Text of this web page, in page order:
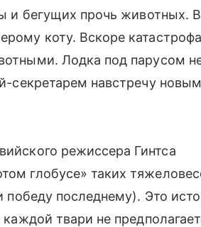
и бегущих прочь животных.
коту. Вскоре катастрофа
Лодка под парусом
секретарем навстречу новым
режиссера Гинтса
глобусе» таких
победу последнему). Это
твари не